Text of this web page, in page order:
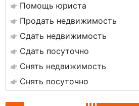
Помощь юриста
Продать недвижимость
Сдать недвижимость
Сдать посуточно
Снять недвижимость
Снять посуточно